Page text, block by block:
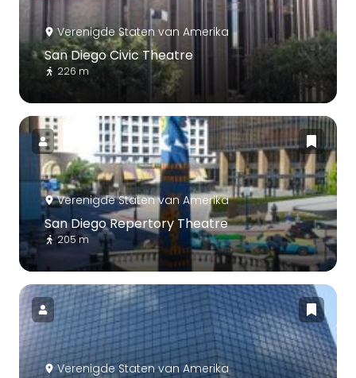
Verenigde Staten van Amerika
San Diego Civic Theatre
226 m
Verenigde Staten van Amerika
San Diego Repertory Theatre
205 m
Verenigde Staten van Amerika